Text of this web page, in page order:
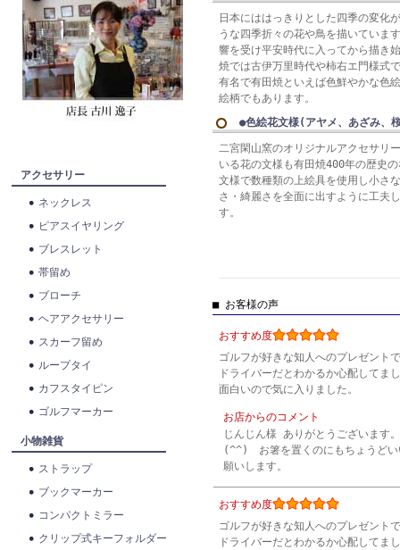
アクセサリー
ネックレス
ピアスイヤリング
ブレスレット
帯留め
ブローチ
ヘアアクセサリー
スカーフ留め
ループタイ
カフスタイピン
ゴルフマーカー
小物雑貨
ストラップ
ブックマーカー
コンパクトミラー
クリップ式キーフォルダー
日本にははっきりとした四季の変化
うな四季折々の花や鳥を描いていま
響を受け平安時代に入ってから描き
焼では古伊万里時代や柿右エ門様式
有名で有田焼といえば色鮮やかな色
絵柄でもあります。
●色絵花文様(アヤメ、あざみ、
二宮閑山窯のオリジナルアクセサリ
いる花の文様も有田焼400年の歴史
文様で数種類の上絵具を使用し小さ
さ・綺麗さを全面に出すように工夫
す。
■ お客様の声
おすすめ度
ゴルフが好きな知人へのプレゼント
ドライバーだとわかるか心配してま
面白いので気に入りました。
お店からのコメント
じんじん様 ありがとうございます
(^^) お箸を置くのにもちょうどい
願いします。
おすすめ度
ゴルフが好きな知人へのプレゼント
ドライバーだとわかるか心配してま